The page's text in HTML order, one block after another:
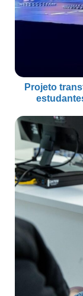
Projeto